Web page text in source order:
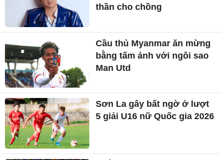
thần cho chồng
Cầu thủ Myanmar ăn mừng
bằng tấm ảnh với ngôi sao
Man Utd
Sơn La gây bất ngờ ở lượt
5 giải U16 nữ Quốc gia 2026